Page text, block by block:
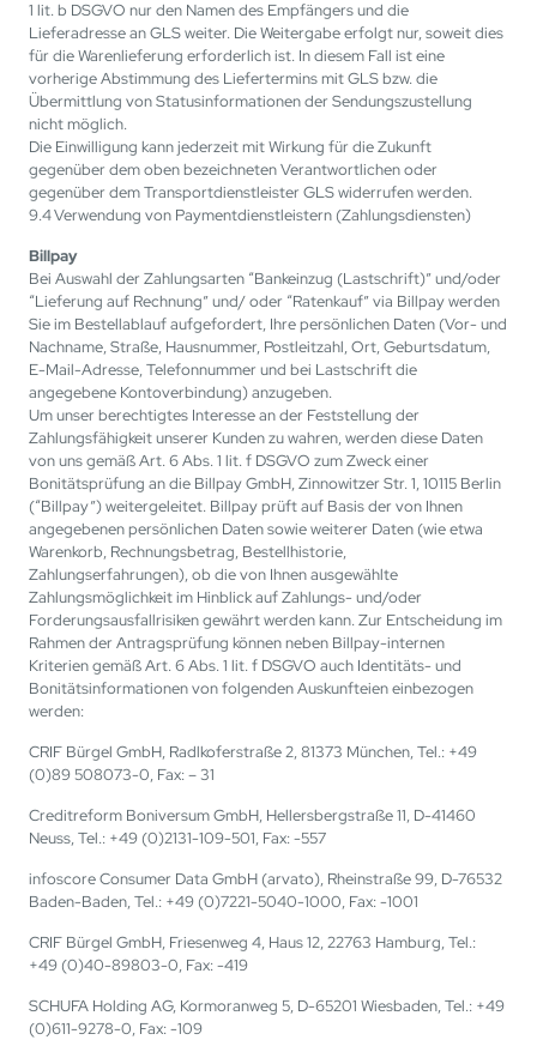
1 lit. b DSGVO nur den Namen des Empfängers und die
Lieferadresse an GLS weiter. Die Weitergabe erfolgt nur, soweit dies
für die Warenlieferung erforderlich ist. In diesem Fall ist eine
vorherige Abstimmung des Liefertermins mit GLS bzw. die
Übermittlung von Statusinformationen der Sendungszustellung
nicht möglich.
Die Einwilligung kann jederzeit mit Wirkung für die Zukunft
gegenüber dem oben bezeichneten Verantwortlichen oder
gegenüber dem Transportdienstleister GLS widerrufen werden.
9.4 Verwendung von Paymentdienstleistern (Zahlungsdiensten)
Billpay
Bei Auswahl der Zahlungsarten “Bankeinzug (Lastschrift)” und/oder
“Lieferung auf Rechnung” und/ oder “Ratenkauf” via Billpay werden
Sie im Bestellablauf aufgefordert, Ihre persönlichen Daten (Vor- und
Nachname, Straße, Hausnummer, Postleitzahl, Ort, Geburtsdatum,
E-Mail-Adresse, Telefonnummer und bei Lastschrift die
angegebene Kontoverbindung) anzugeben.
Um unser berechtigtes Interesse an der Feststellung der
Zahlungsfähigkeit unserer Kunden zu wahren, werden diese Daten
von uns gemäß Art. 6 Abs. 1 lit. f DSGVO zum Zweck einer
Bonitätsprüfung an die Billpay GmbH, Zinnowitzer Str. 1, 10115 Berlin
(“Billpay”) weitergeleitet. Billpay prüft auf Basis der von Ihnen
angegebenen persönlichen Daten sowie weiterer Daten (wie etwa
Warenkorb, Rechnungsbetrag, Bestellhistorie,
Zahlungserfahrungen), ob die von Ihnen ausgewählte
Zahlungsmöglichkeit im Hinblick auf Zahlungs- und/oder
Forderungsausfallrisiken gewährt werden kann. Zur Entscheidung im
Rahmen der Antragsprüfung können neben Billpay-internen
Kriterien gemäß Art. 6 Abs. 1 lit. f DSGVO auch Identitäts- und
Bonitätsinformationen von folgenden Auskunfteien einbezogen
werden:
CRIF Bürgel GmbH, Radlkoferstraße 2, 81373 München, Tel.: +49
(0)89 508073-0, Fax: – 31
Creditreform Boniversum GmbH, Hellersbergstraße 11, D-41460
Neuss, Tel.: +49 (0)2131-109-501, Fax: -557
infoscore Consumer Data GmbH (arvato), Rheinstraße 99, D-76532
Baden-Baden, Tel.: +49 (0)7221-5040-1000, Fax: -1001
CRIF Bürgel GmbH, Friesenweg 4, Haus 12, 22763 Hamburg, Tel.:
+49 (0)40-89803-0, Fax: -419
SCHUFA Holding AG, Kormoranweg 5, D-65201 Wiesbaden, Tel.: +49
(0)611-9278-0, Fax: -109